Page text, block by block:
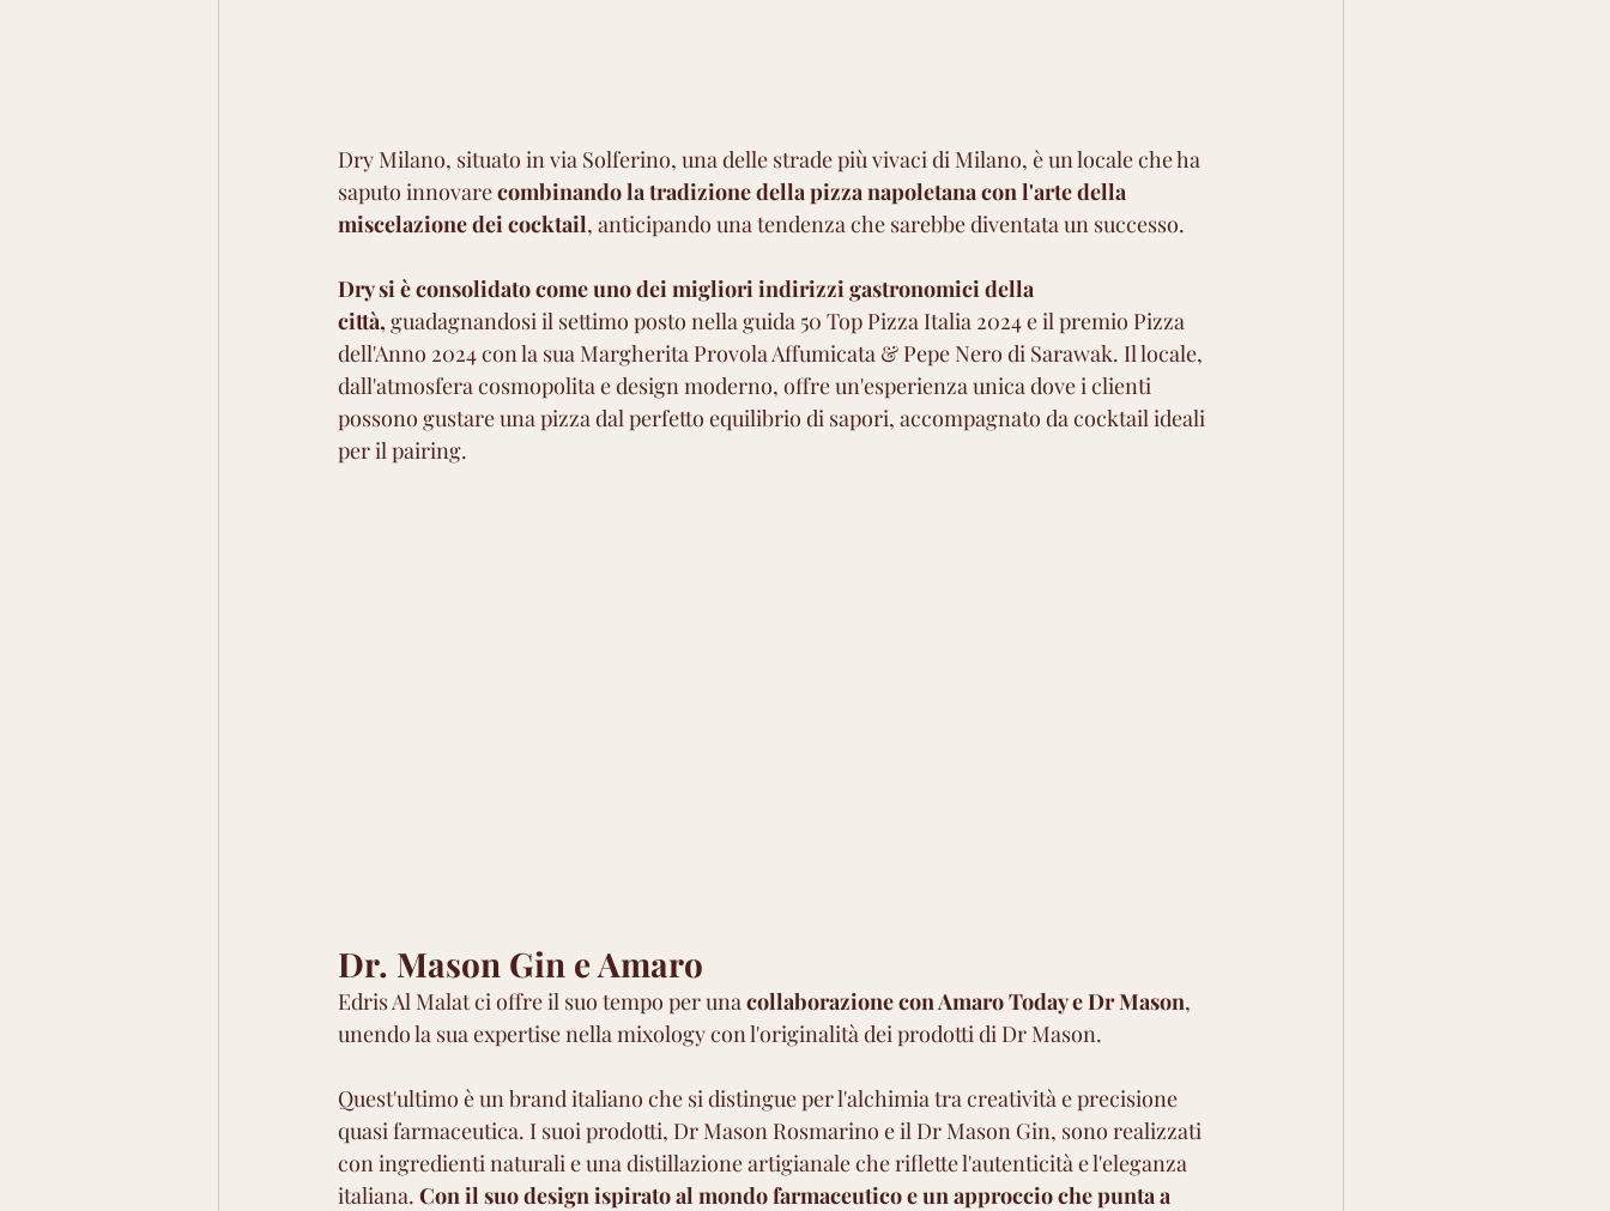
Dry Milano, situato in via Solferino, una delle strade più vivaci di Milano, è un locale che ha
saputo innovare combinando la tradizione della pizza napoletana con l'arte della
miscelazione dei cocktail, anticipando una tendenza che sarebbe diventata un successo.
Dry si è consolidato come uno dei migliori indirizzi gastronomici della
città, guadagnandosi il settimo posto nella guida 50 Top Pizza Italia 2024 e il premio Pizza
dell'Anno 2024 con la sua Margherita Provola Affumicata & Pepe Nero di Sarawak. Il locale,
dall'atmosfera cosmopolita e design moderno, offre un'esperienza unica dove i clienti
possono gustare una pizza dal perfetto equilibrio di sapori, accompagnato da cocktail ideali
per il pairing.
Dr. Mason Gin e Amaro
Edris Al Malat ci offre il suo tempo per una collaborazione con Amaro Today e Dr Mason,
unendo la sua expertise nella mixology con l'originalità dei prodotti di Dr Mason.
Quest'ultimo è un brand italiano che si distingue per l'alchimia tra creatività e precisione
quasi farmaceutica. I suoi prodotti, Dr Mason Rosmarino e il Dr Mason Gin, sono realizzati
con ingredienti naturali e una distillazione artigianale che riflette l'autenticità e l'eleganza
italiana. Con il suo design ispirato al mondo farmaceutico e un approccio che punta a